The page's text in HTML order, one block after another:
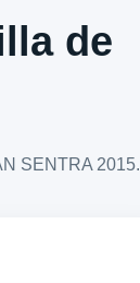
de
SENTRA 2015.